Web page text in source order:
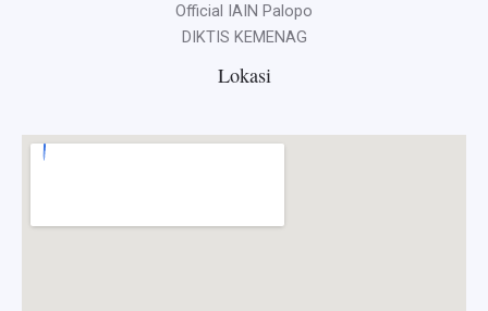
Official IAIN Palopo
DIKTIS KEMENAG
Lokasi